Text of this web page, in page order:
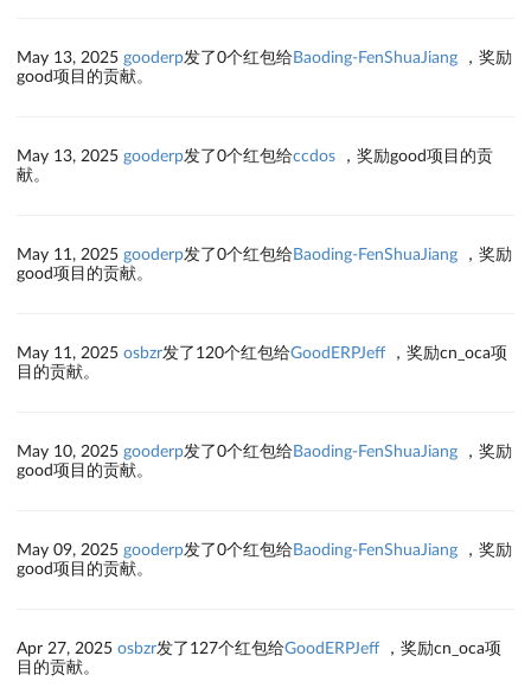
May 13, 2025 gooderp发了0个红包给Baoding-FenShuaJiang ，奖励
good项目的贡献。
May 13, 2025 gooderp发了0个红包给ccdos ，奖励good项目的贡
献。
May 11, 2025 gooderp发了0个红包给Baoding-FenShuaJiang ，奖励
good项目的贡献。
May 11, 2025 osbzr发了120个红包给GoodERPJeff ，奖励cn_oca项
目的贡献。
May 10, 2025 gooderp发了0个红包给Baoding-FenShuaJiang ，奖励
good项目的贡献。
May 09, 2025 gooderp发了0个红包给Baoding-FenShuaJiang ，奖励
good项目的贡献。
Apr 27, 2025 osbzr发了127个红包给GoodERPJeff ，奖励cn_oca项
目的贡献。